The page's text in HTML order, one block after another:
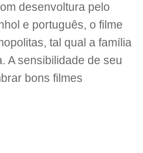
desenvoltura pelo
e português, o filme
tal qual a família
A sensibilidade de seu
bons filmes